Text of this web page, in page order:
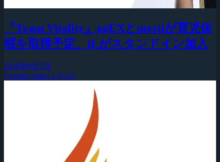
『Team Vitality』apEXとmeziiが育児休
暇を取得予定、jLがスタンドイン加入
2026年8月5日
Counter-Strike 2 (CS2)